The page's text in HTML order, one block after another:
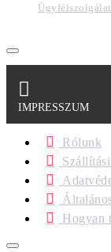
IMPRESSZUM
Rólunk
Hogyan